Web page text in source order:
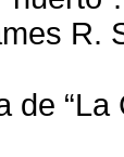
R.
de